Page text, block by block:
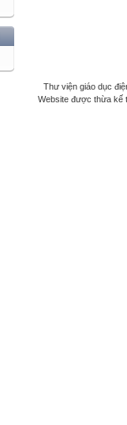
Thư viện giáo dục
Website được thừa kế